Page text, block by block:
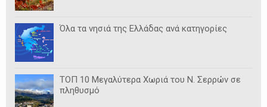
Όλα τα νησιά της Ελλάδας ανά κατηγορίες
ΤΟΠ 10 Μεγαλύτερα Χωριά του Ν. Σερρών σε
πληθυσμό